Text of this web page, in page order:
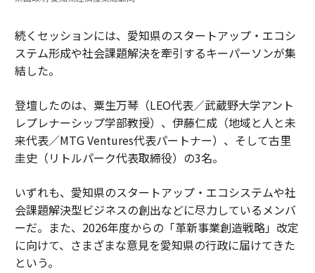
続くセッションには、愛知県のスタートアップ・エコシ
ステム形成や社会課題解決を牽引するキーパーソンが集
結した。
登壇したのは、粟生万琴（LEO代表／武蔵野大学アント
レプレナーシップ学部教授）、伊藤仁成（地域と人と未
来代表／MTG Ventures代表パートナー）、そして古里
圭史（リトルパーク代表取締役）の3名。
いずれも、愛知県のスタートアップ・エコシステムや社
会課題解決型ビジネスの創出などに尽力しているメンバ
ーだ。また、2026年度からの「革新事業創造戦略」改定
に向けて、さまざまな意見を愛知県の行政に届けてきた
という。